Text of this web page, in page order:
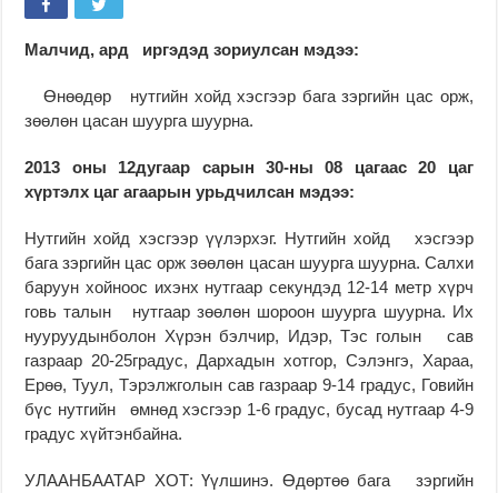
Малчид, ард иргэдэд зориулсан мэдээ:
Өнөөдөр нутгийн хойд хэсгээр бага зэргийн цас орж,
зөөлөн цасан шуурга шуурна.
2013 оны 12дугаар сарын 30-ны 08 цагаас 20 цаг
хүртэлх цаг агаарын урьдчилсан мэдээ:
Нутгийн хойд хэсгээр үүлэрхэг. Нутгийн хойд хэсгээр
бага зэргийн цас орж зөөлөн цасан шуурга шуурна. Салхи
баруун хойноос ихэнх нутгаар секундэд 12-14 метр хүрч
говь талын нутгаар зөөлөн шороон шуурга шуурна. Их
нууруудынболон Хүрэн бэлчир, Идэр, Тэс голын сав
газраар 20-25градус, Дархадын хотгор, Сэлэнгэ, Хараа,
Ерөө, Туул, Тэрэлжголын сав газраар 9-14 градус, Говийн
бүс нутгийн өмнөд хэсгээр 1-6 градус, бусад нутгаар 4-9
градус хүйтэнбайна.
УЛААНБААТАР ХОТ: Үүлшинэ. Өдөртөө бага зэргийн